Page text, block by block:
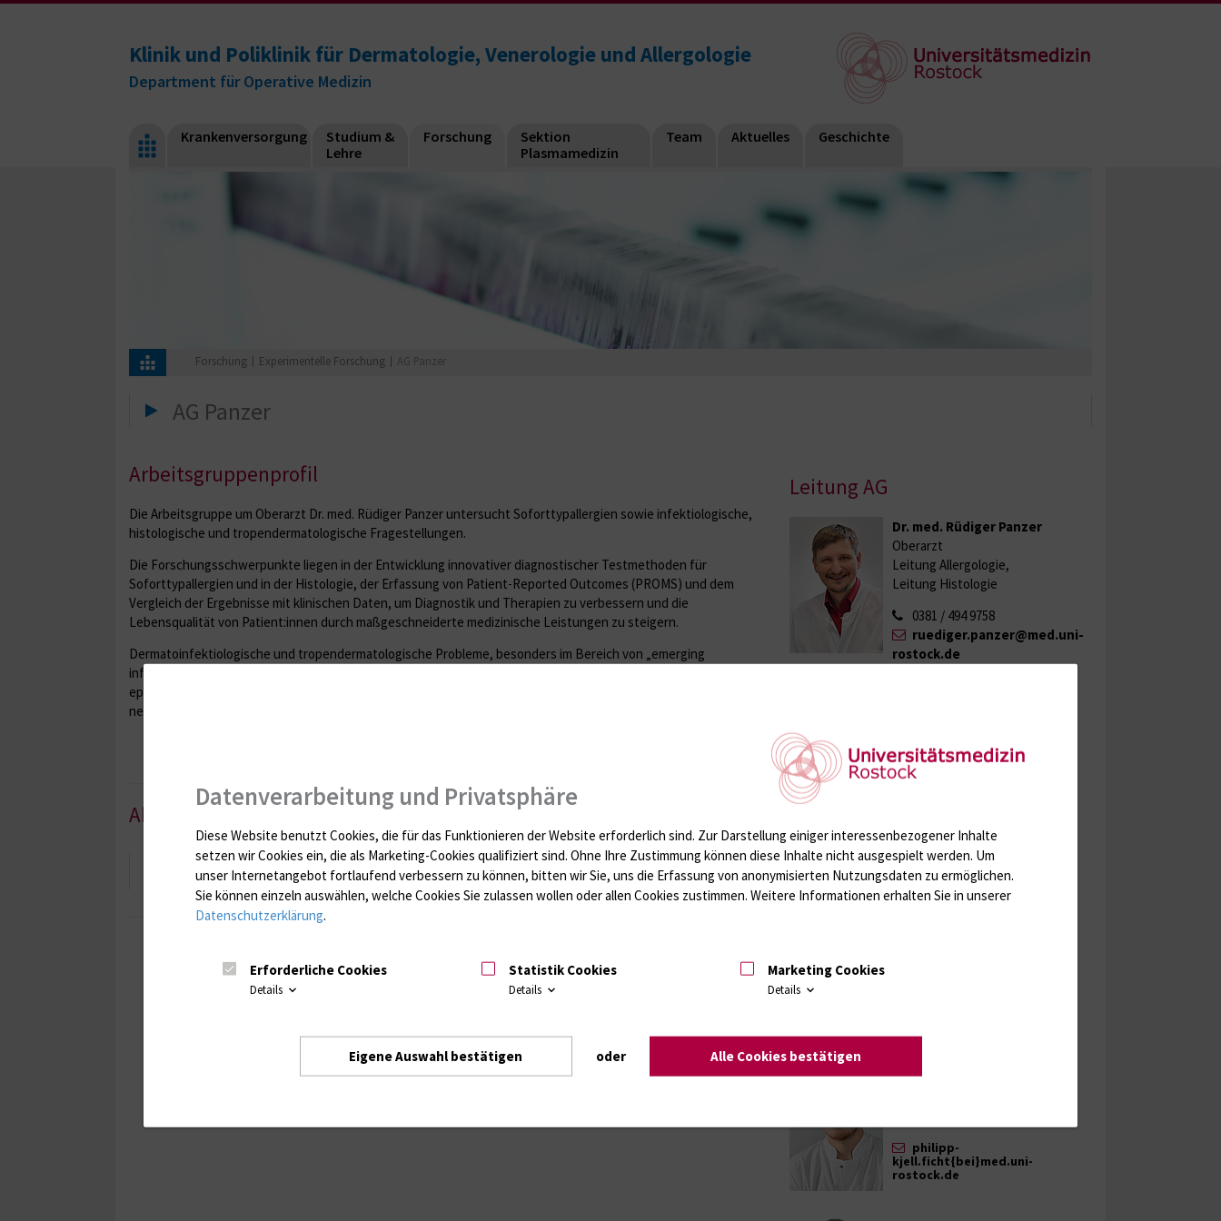
Klinik und Poliklinik für Dermatologie, Venerologie und Allergologie
Department für Operative Medizin
Krankenversorgung
Studium &
Lehre
Forschung
Sektion
Plasmamedizin
Team Aktuelles Geschichte
Forschung Experimentelle Forschung AG Panzer
AG Panzer
Arbeitsgruppenprofil
Die Arbeitsgruppe um Oberarzt Dr. med. Rüdiger Panzer untersucht Soforttypallergien sowie infektiologische,
histologische und tropendermatologische Fragestellungen.
Die Forschungsschwerpunkte liegen in der Entwicklung innovativer diagnostischer Testmethoden für
Soforttypallergien und in der Histologie, der Erfassung von Patient-Reported Outcomes (PROMS) und dem
Vergleich der Ergebnisse mit klinischen Daten, um Diagnostik und Therapien zu verbessern und die
Lebensqualität von Patient:innen durch maßgeschneiderte medizinische Leistungen zu steigern.
Dermatoinfektiologische und tropendermatologische Probleme, besonders im Bereich von „emerging
infections“ und „neglected tropical skin diseases“ (WHO-Klassifikation), werden in Grundlagenforschung und
epidemiologischer Forschung z. T. in internationaler Kollaboration bearbeitet, um Datenlücken zu schließen und
neuartige Therapiestrategien zu entwickeln.
Aktuell laufende Forschungsprojekte
Microspotting
Leitung AG
Dr. med. Rüdiger Panzer
Oberarzt
Leitung Allergologie,
Leitung Histologie
0381 / 494 9758
ruediger.panzer@med.uni-
rostock.de
Mitarbeiter:innen
Eva Jung
0381 / 494 9719
philipp-
kjell.ficht{bei}med.uni-
rostock.de
Datenverarbeitung und Privatsphäre
Diese Website benutzt Cookies, die für das Funktionieren der Website erforderlich sind. Zur Darstellung einiger interessenbezogener Inhalte
setzen wir Cookies ein, die als Marketing-Cookies qualifiziert sind. Ohne Ihre Zustimmung können diese Inhalte nicht ausgespielt werden. Um
unser Internetangebot fortlaufend verbessern zu können, bitten wir Sie, uns die Erfassung von anonymisierten Nutzungsdaten zu ermöglichen.
Sie können einzeln auswählen, welche Cookies Sie zulassen wollen oder allen Cookies zustimmen. Weitere Informationen erhalten Sie in unserer
Datenschutzerklärung.
Erforderliche Cookies
Details
Statistik Cookies
Details
Marketing Cookies
Details
Eigene Auswahl bestätigen oder Alle Cookies bestätigen